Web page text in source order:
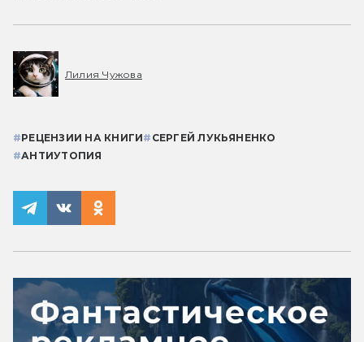
Лилия Чужова
#РЕЦЕНЗИИ НА КНИГИ# СЕРГЕЙ ЛУКЬЯНЕНКО
#АНТИУТОПИЯ